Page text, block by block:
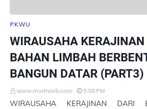
PKWU
WIRAUSAHA KERAJINAN
BAHAN LIMBAH
BANGUN DATAR (PART3)
www.murtiweb.com 5:08 PM
WIRAUSAHA KERAJINAN DARI